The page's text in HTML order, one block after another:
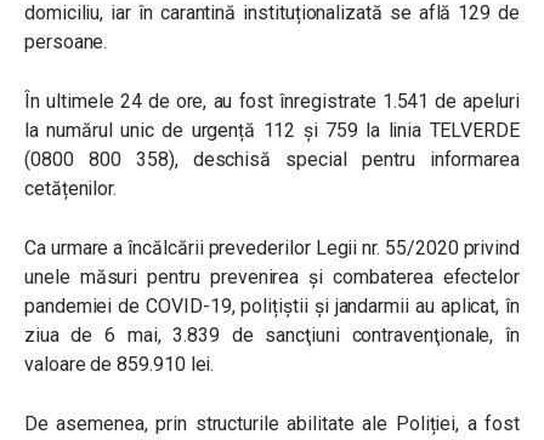
domiciliu, iar în carantină instituționalizată se află 129 de
persoane.
În ultimele 24 de ore, au fost înregistrate 1.541 de apeluri
la numărul unic de urgență 112 și 759 la linia TELVERDE
(0800 800 358), deschisă special pentru informarea
cetățenilor.
Ca urmare a încălcării prevederilor Legii nr. 55/2020 privind
unele măsuri pentru prevenirea și combaterea efectelor
pandemiei de COVID-19, polițiștii și jandarmii au aplicat, în
ziua de 6 mai, 3.839 de sancţiuni contravenţionale, în
valoare de 859.910 lei.
De asemenea, prin structurile abilitate ale Poliției, a fost